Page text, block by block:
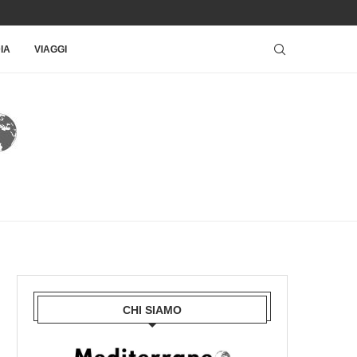
VIAGGI
CHI SIAMO